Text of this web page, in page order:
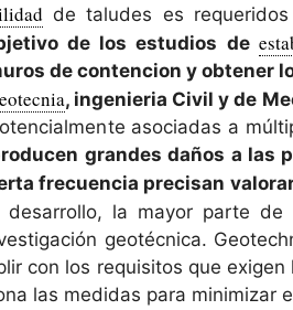
de taludes es
de los estudios de
de contencion y obtener
, ingenieria Civil y de
asociadas a
grandes daños a las
frecuencia precisan
la mayor parte
geotécnica.
con los requisitos que
las medidas para minimizar